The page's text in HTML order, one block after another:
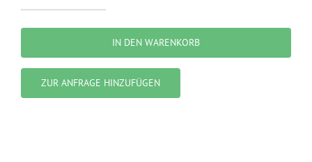
IN DEN WARENKORB
ZUR ANFRAGE HINZUFÜGEN